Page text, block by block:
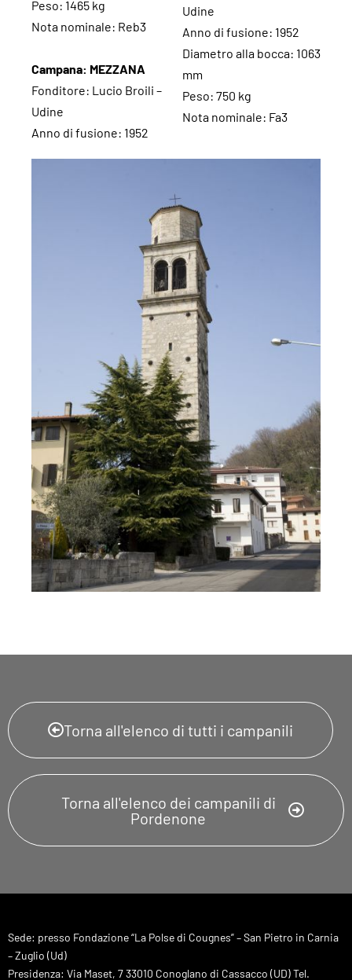
Peso: 1465 kg
Nota nominale: Reb3
Campana: MEZZANA
Fonditore: Lucio Broili –
Udine
Anno di fusione: 1952
Udine
Anno di fusione: 1952
Diametro alla bocca: 1063
mm
Peso: 750 kg
Nota nominale: Fa3
Torna all'elenco di tutti i campanili
Torna all'elenco dei campanili di
Pordenone
Sede: presso Fondazione “La Polse di Cougnes” – San Pietro in Carnia
– Zuglio (Ud)
Presidenza: Via Maset, 7 33010 Conoglano di Cassacco (UD) Tel.